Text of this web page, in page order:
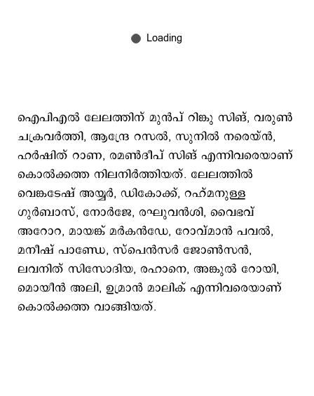
ഐപിഎല്‍ ലേലത്തിന് മുന്‍പ് റിങ്കു സിങ്, വരുണ്‍
ചക്രവര്‍ത്തി, ആന്ദ്രേ റസല്‍, സുനില്‍ നരെയ്ന്‍,
ഹര്‍ഷിത് റാണ, രമണ്‍ദീപ് സിങ് എന്നിവരെയാണ്
കൊല്‍ക്കത്ത നിലനിര്‍ത്തിയത്. ലേലത്തില്‍
വെങ്കടേഷ് അയ്യര്‍, ഡികോക്ക്, റഹ്മനുള്ള
ഗുര്‍ബാസ്, നോര്‍ജേ, രഘുവന്‍ശി, വൈഭവ്
അറോറ, മായങ്ക് മര്‍കന്‍ഡേ, റോവ്മാന്‍ പവല്‍,
മനീഷ് പാണ്ഡേ, സ്പെന്‍സര്‍ ജോണ്‍സന്‍,
ലവനിത് സിസോദിയ, രഹാനെ, അങ്കുല്‍ റോയി,
മൊയീന്‍ അലി, ഉമ്രാന്‍ മാലിക് എന്നിവരെയാണ്
കൊല്‍ക്കത്ത വാങ്ങിയത്.